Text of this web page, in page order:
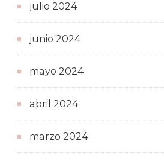
julio 2024
junio 2024
mayo 2024
abril 2024
marzo 2024